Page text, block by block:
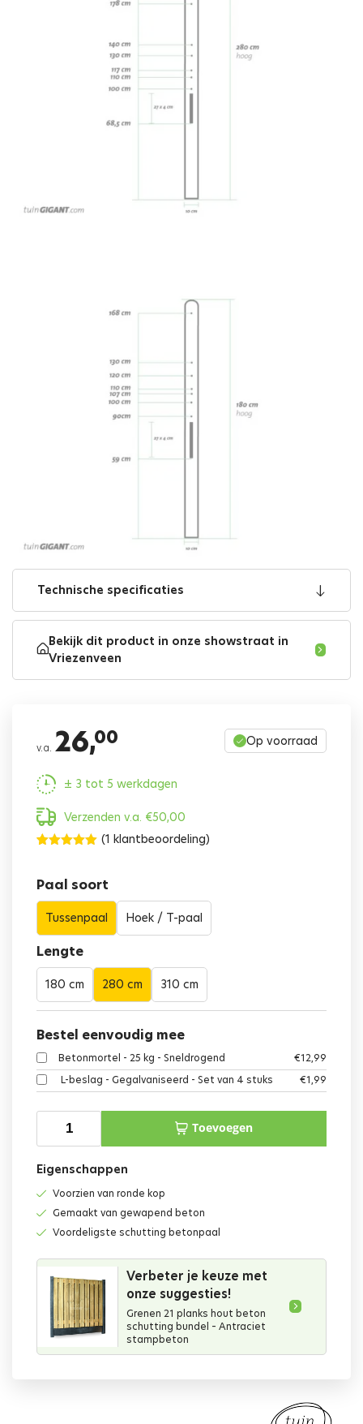
Technische specificaties
Bekijk dit product in onze showstraat in
Vriezenveen
v.a. 26,00 Op voorraad
± 3 tot 5 werkdagen
Verzenden v.a. €50,00
gebaseerd
opklant
waardering
(1 klantbeoordeling)
Paal soort
Tussenpaal Hoek / T-paal
Lengte
180 cm 280 cm 310 cm
Bestel eenvoudig mee
Betonmortel - 25 kg - Sneldrogend €12,99
L-beslag - Gegalvaniseerd - Set van 4 stuks
€1,99
Toevoegen
Eigenschappen
Voorzien van ronde kop
Gemaakt van gewapend beton
Voordeligste schutting betonpaal
Verbeter je keuze met
onze suggesties!
Grenen 21 planks hout beton
schutting bundel – Antraciet
stampbeton